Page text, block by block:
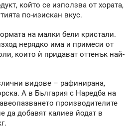
който се използва от хората,
по-изискан вкус.
на малки бели кристали.
нерядко има и примеси от
които ѝ придават оттенък най-
видове – рафинирана,
А в България с Наредба на
производителите
да добавят калиев йодат в